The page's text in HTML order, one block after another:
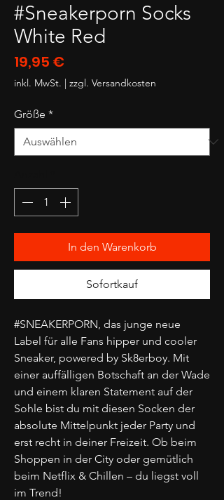
#Sneakerporn Socks
White Red
19,95 €
inkl. MwSt. | zzgl. Versandkosten
Größe *
In den Warenkorb
Sofortkauf
#SNEAKERPORN, das junge neue
Label für alle Fans hipper und cooler
Sneaker, powered by Sk8erboy. Mit
einer auffälligen Botschaft an der Wade
und einem klaren Statement auf der
Sohle bist du mit diesen Socken der
absolute Mittelpunkt jeder Party und
erst recht in deiner Freizeit. Ob beim
Shoppen in der City oder gemütlich
beim Netflix & Chillen – du liegst voll
im Trend!